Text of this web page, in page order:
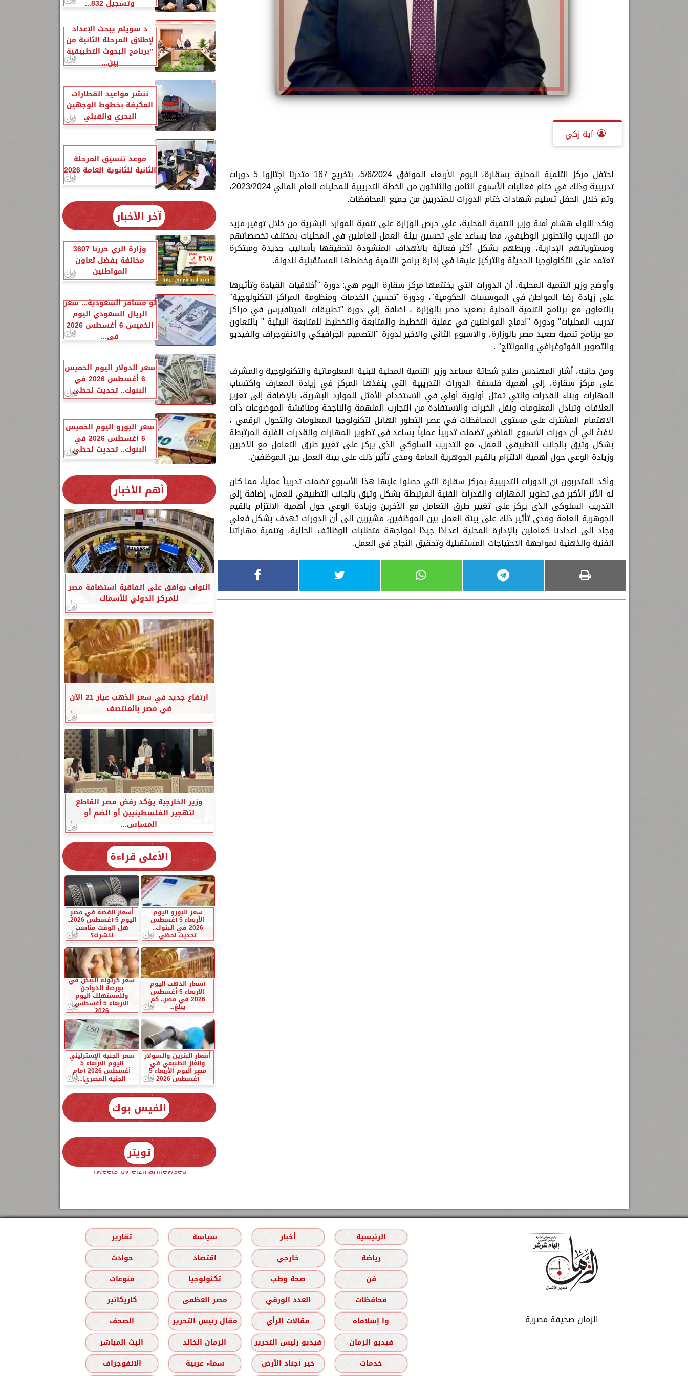
آية زكي
احتفل مركز التنمية المحلية بسقارة، اليوم الأربعاء الموافق 5/6/2024، بتخريج 167 متدربًا اجتازوا 5 دورات
تدريبية وذلك في ختام فعاليات الأسبوع الثامن والثلاثون من الخطة التدريبية للمحليات للعام المالي 2023/2024،
وتم خلال الحفل تسليم شهادات ختام الدورات للمتدربين من جميع المحافظات.
وأكد اللواء هشام آمنة وزير التنمية المحلية، علي حرص الوزارة على تنمية الموارد البشرية من خلال توفير مزيد
من التدريب والتطوير الوظيفي، مما يساعد على تحسين بيئة العمل للعاملين في المحليات بمختلف تخصصاتهم
ومستوياتهم الإدارية، وربطهم بشكل أكثر فعالية بالأهداف المنشودة لتحقيقها بأساليب جديدة ومبتكرة
تعتمد على التكنولوجيا الحديثة والتركيز عليها في إدارة برامج التنمية وخططها المستقبلية للدولة.
وأوضح وزير التنمية المحلية، أن الدورات التي يختتمها مركز سقارة اليوم هي: دورة "أخلاقيات القيادة وتأثيرها
على زيادة رضا المواطن في المؤسسات الحكومية"، ودورة "تحسين الخدمات ومنظومة المراكز التكنولوجية"
بالتعاون مع برنامج التنمية المحلية بصعيد مصر بالوزارة ، إضافة إلي دورة "تطبيقات الميتافيرس في مراكز
تدريب المحليات" ودورة "ادماج المواطنين في عملية التخطيط والمتابعة والتخطيط للمتابعة البيئية " بالتعاون
مع برنامج تنمية صعيد مصر بالوزارة، والاسبوع الثاني والاخير لدورة "التصميم الجرافيكي والانفوجراف والفيديو
والتصوير الفوتوغرافي والمونتاج" .
ومن جانبه، أشار المهندس صلاح شحاتة مساعد وزير التنمية المحلية للبنية المعلوماتية والتكنولوجية والمشرف
على مركز سقارة، إلي أهمية فلسفة الدورات التدريبية التي ينفذها المركز في زيادة المعارف واكتساب
المهارات وبناء القدرات والتي تمثل أولوية أولي في الاستخدام الأمثل للموارد البشرية، بالإضافة إلى تعزيز
العلاقات وتبادل المعلومات ونقل الخبرات والاستفادة من التجارب الملهمة والناجحة ومناقشة الموضوعات ذات
الاهتمام المشترك على مستوى المحافظات في عصر التطور الهائل لتكنولوجيا المعلومات والتحول الرقمي ،
لافتً الي أن دورات الأسبوع الماضي تضمنت تدريباً عملياً يساعد فى تطوير المهارات والقدرات الفنية المرتبطة
بشكل وثيق بالجانب التطبيقي للعمل، مع التدريب السلوكي الذى يركز على تغيير طرق التعامل مع الآخرين
وزيادة الوعي حول أهمية الالتزام بالقيم الجوهرية العامة ومدى تأثير ذلك على بيئة العمل بين الموظفين.
وأكد المتدربون أن الدورات التدريبية بمركز سقارة التي حصلوا عليها هذا الأسبوع تضمنت تدريباً عملياً، مما كان
له الأثر الأكبر فى تطوير المهارات والقدرات الفنية المرتبطة بشكل وثيق بالجانب التطبيقي للعمل، إضافة إلى
التدريب السلوكى الذى يركز على تغيير طرق التعامل مع الآخرين وزيادة الوعي حول أهمية الالتزام بالقيم
الجوهرية العامة ومدى تأثير ذلك على بيئة العمل بين الموظفين، مشيرين الى أن الدورات تهدف بشكل فعلي
وجاد إلى إعدادنا كعاملين بالإدارة المحلية إعدادًا جيدًا لمواجهة متطلبات الوظائف الحالية، وتنمية مهاراتنا
الفنية والذهنية لمواجهة الاحتِياجات المستقبلية وتحقيق النجاح فى العمل.
وتسجيل 832...
د سويلم يبحث الإعداد
لإطلاق المرحلة الثانية من
”برنامج البحوث التطبيقية
بين...
ننشر مواعيد القطارات
المكيفة بخطوط الوجهين
البحري والقبلي
موعد تنسيق المرحلة
الثانية للثانوية العامة 2026
آخر الأخبار
وزارة الري حررنا 3607
مخالفة بفضل تعاون
المواطنين
لو مسافر السعودية... سعر
الريال السعودي اليوم
الخميس 6 أغسطس 2026
في...
سعر الدولار اليوم الخميس
6 أغسطس 2026 في
البنوك.. تحديث لحظي
سعر اليورو اليوم الخميس
6 أغسطس 2026 في
البنوك.. تحديث لحظي
أهم الأخبار
النواب يوافق على اتفاقية استضافة مصر
للمركز الدولي للأسماك
ارتفاع جديد في سعر الذهب عيار 21 الآن
في مصر بالمنتصف
وزير الخارجية يؤكد رفض مصر القاطع
لتهجير الفلسطينيين أو الضم أو
المساس...
الأعلى قراءة
سعر اليورو اليوم
الأربعاء 5 أغسطس
2026 في البنوك..
تحديث لحظي
أسعار الفضة في مصر
اليوم 5 أغسطس 2026..
هل الوقت مناسب
للشراء؟
أسعار الذهب اليوم
الأربعاء 5 أغسطس
2026 في مصر.. كم
يبلغ...
سعر كرتونة البيض في
بورصة الدواجن
وللمستهلك اليوم
الأربعاء 5 أغسطس
2026
أسعار البنزين والسولار
والغاز الطبيعي في
مصر اليوم الأربعاء 5
أغسطس 2026
سعر الجنيه الإسترليني
اليوم الأربعاء 5
أغسطس 2026 أمام
الجنيه المصري|...
الفيس بوك
تويتر
Tweets by elzmannewseg
الزمان صحيفة مصرية
الرئيسية أخبار سياسة
تقارير
رياضة
خارجي اقتصاد
حوادث
فن
صحة وطب تكنولوجيا
منوعات
محافظات
العدد الورقي مصر العظمى
كاريكاتير
وا إسلاماه
مقالات الرأي مقال رئيس التحرير
الصحف
فيديو الزمان
فيديو رئيس التحرير الزمان الخالد
البث المباشر
خدمات
خير أجناد الأرض سماء عربية الانفوجراف